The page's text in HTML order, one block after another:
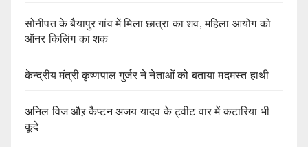
सोनीपत के बैयापुर गांव में मिला छात्रा का शव, महिला आयोग को
ऑनर किलिंग का शक
केन्द्रीय मंत्री कृष्णपाल गुर्जर ने नेताओं को बताया मदमस्त हाथी
अनिल विज औऱ कैप्टन अजय यादव के ट्वीट वार में कटारिया भी
कूदे